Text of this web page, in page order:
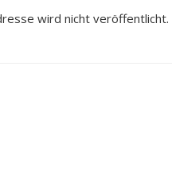
wird nicht veröffentlicht.